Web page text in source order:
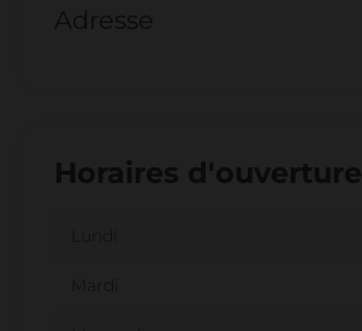
Adresse
Horaires d'ouverture